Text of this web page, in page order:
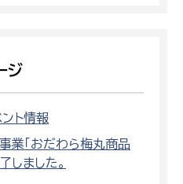
ジ
ト情報
業「おだわら梅丸商品
しました。